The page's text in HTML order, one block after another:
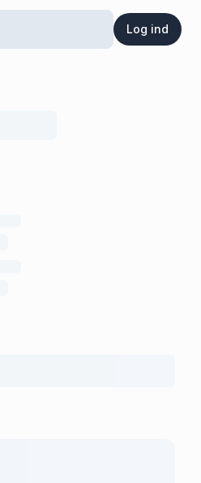
Log ind